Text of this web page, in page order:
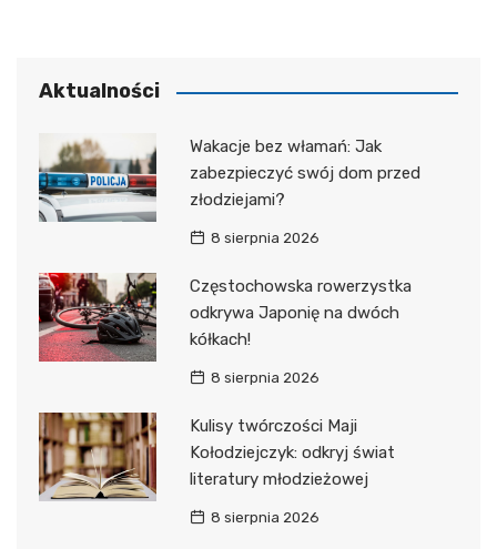
Aktualności
Wakacje bez włamań: Jak
zabezpieczyć swój dom przed
złodziejami?
8 sierpnia 2026
Częstochowska rowerzystka
odkrywa Japonię na dwóch
kółkach!
8 sierpnia 2026
Kulisy twórczości Maji
Kołodziejczyk: odkryj świat
literatury młodzieżowej
8 sierpnia 2026